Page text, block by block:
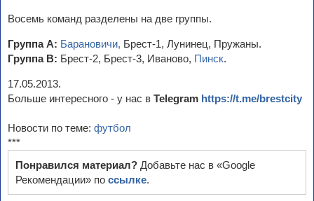
Восемь команд разделены на две группы.
Группа А: Барановичи, Брест-1, Лунинец, Пружаны.
Группа В: Брест-2, Брест-3, Иваново, Пинск.
17.05.2013.
Больше интересного - у нас в Telegram https://t.me/brestcity
Новости по теме: футбол
***
Понравился материал? Добавьте нас в «Google
Рекомендации» по ссылке.